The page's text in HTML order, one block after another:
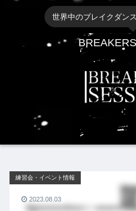
世界中のブレイクダン
練習会・イベント情報
2023.08.03